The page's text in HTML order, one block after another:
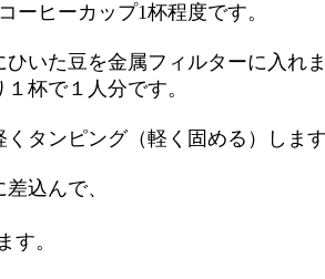
ヒーカップ1杯程度です。
いた豆を金属フィルターに入れ
で１人分です。
タンピング（軽く固める）しま
込んで、
。